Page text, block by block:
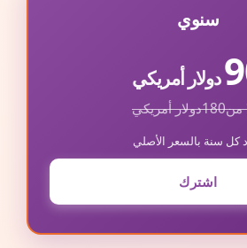
سنوي
دولار أمريكي
من180دولار أمريكي
كل سنة بالسعر الأصلي
اشترك